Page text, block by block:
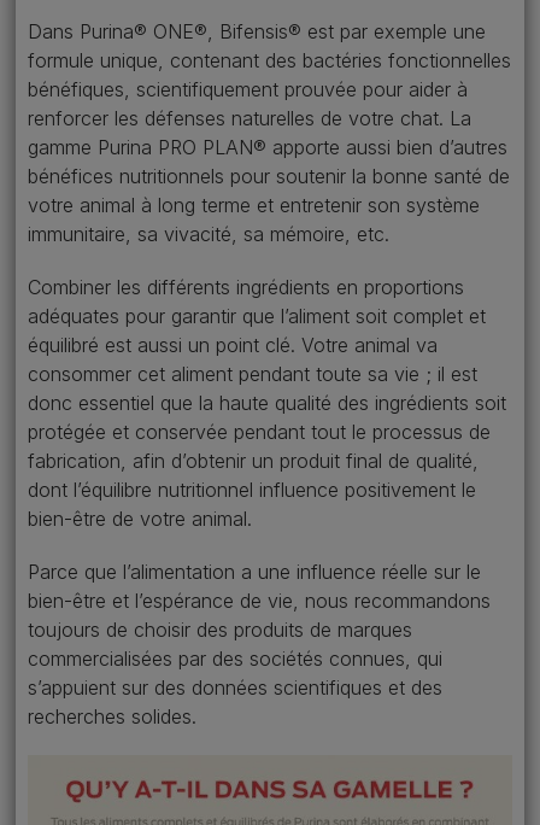
Dans Purina® ONE®, Bifensis® est par exemple une
formule unique, contenant des bactéries fonctionnelles
bénéfiques, scientifiquement prouvée pour aider à
renforcer les défenses naturelles de votre chat. La
gamme Purina PRO PLAN® apporte aussi bien d’autres
bénéfices nutritionnels pour soutenir la bonne santé de
votre animal à long terme et entretenir son système
immunitaire, sa vivacité, sa mémoire, etc.
Combiner les différents ingrédients en proportions
adéquates pour garantir que l’aliment soit complet et
équilibré est aussi un point clé. Votre animal va
consommer cet aliment pendant toute sa vie ; il est
donc essentiel que la haute qualité des ingrédients soit
protégée et conservée pendant tout le processus de
fabrication, afin d’obtenir un produit final de qualité,
dont l’équilibre nutritionnel influence positivement le
bien-être de votre animal.
Parce que l’alimentation a une influence réelle sur le
bien-être et l’espérance de vie, nous recommandons
toujours de choisir des produits de marques
commercialisées par des sociétés connues, qui
s’appuient sur des données scientifiques et des
recherches solides.